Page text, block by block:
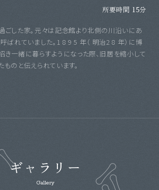
所要時間 15分
ごした家。元々は記念館より北側の川沿いにあ
ばれていました。1 8 9 5 年（ 明治2 8 年）に博
一緒に暮らすようになった際、旧居を縮小して
のと伝えられています。
ギャラリー
Gallery